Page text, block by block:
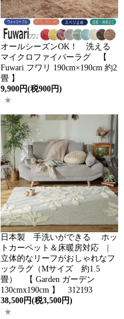
オールシーズンOK！ 洗える
マイクロファイバーラグ 【
Fuwari フワリ 190cm×190cm 約2
畳 】
9,900円(税900円)
日本製 手洗いができる ホッ
トカーペット＆床暖房対応 |
立体的なリーフがおしゃれなフ
ックラグ（Mサイズ 約1.5
畳） 【 Garden ガーデン
130cmx190cm 】 312193
38,500円(税3,500円)